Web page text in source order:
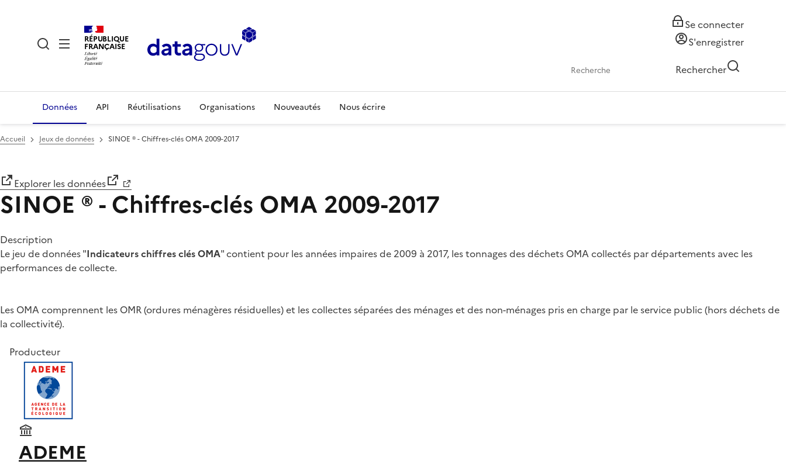
RÉPUBLIQUE
FRANÇAISE
Se connecter
S'enregistrer
Rechercher
Données API Réutilisations Organisations Nouveautés Nous écrire
Accueil Jeux de données SINOE ® - Chiffres-clés OMA 2009-2017
Explorer les données
SINOE ® - Chiffres-clés OMA 2009-2017
Description
Le jeu de données "Indicateurs chiffres clés OMA" contient pour les années impaires de 2009 à 2017, les tonnages des déchets OMA collectés par départements avec les
performances de collecte.
Les OMA comprennent les OMR (ordures ménagères résiduelles) et les collectes séparées des ménages et des non-ménages pris en charge par le service public (hors déchets de
la collectivité).
Producteur
ADEME